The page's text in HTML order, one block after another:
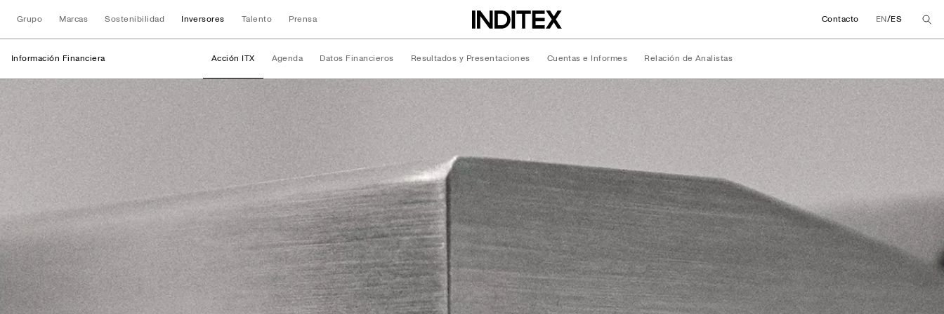
Grupo Marcas Sostenibilidad Inversores Talento Prensa Contacto EN/ES
Información Financiera Acción ITX Agenda Datos Financieros Resultados y Presentaciones Cuentas e Informes Relación de Analistas
Información Financiera